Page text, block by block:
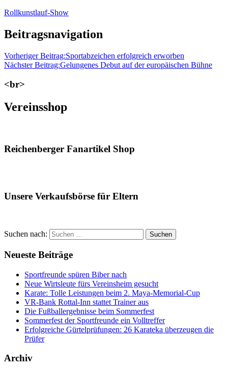
Rollkunstlauf-Show
Beitragsnavigation
Vorheriger Beitrag:Sportabzeichen erfolgreich erworben
Nächster Beitrag:Gelungenes Debut auf der europäischen Bühne
<br>
Vereinsshop
Reichenberger Fanartikel Shop
Unsere Verkaufsbörse für Eltern
Suchen nach: Suchen
Neueste Beiträge
Sportfreunde spüren Biber nach
Neue Wirtsleute fürs Vereinsheim gesucht
Karate: Tolle Leistungen beim 2. Maya-Memorial-Cup
VR-Bank Rottal-Inn stattet Trainer aus
Die Fußballergebnisse beim Sommerfest
Sommerfest der Sportfreunde ein Volltreffer
Erfolgreiche Gürtelprüfungen: 26 Karateka überzeugen die
Prüfer
Archiv